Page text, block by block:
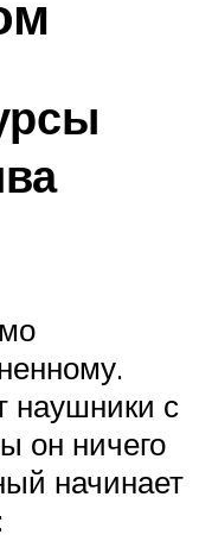
наушники с
он ничего
начинает